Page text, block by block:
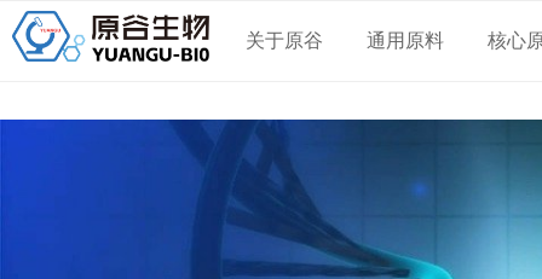
关于原谷 通用原料 核心